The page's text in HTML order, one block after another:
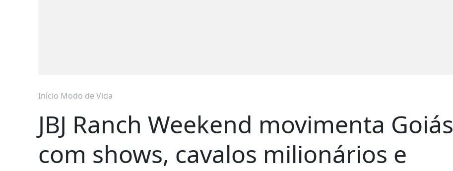
Início Modo de Vida
JBJ Ranch Weekend movimenta Goiás
com shows, cavalos milionários e